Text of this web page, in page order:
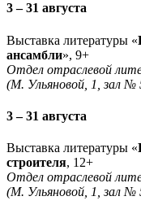
3 – 31 августа
Выставка литературы «
ансамбли», 9+
Отдел отраслевой
(М. Ульяновой, 1, зал №
3 – 31 августа
Выставка литературы «
строителя, 12+
Отдел отраслевой
(М. Ульяновой, 1, зал №